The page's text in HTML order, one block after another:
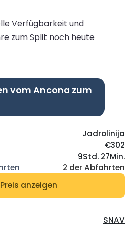
Verfügbarkeit und
zum Split noch heute
vom Ancona zum
Jadrolinija
€302
9Std. 27Min.
2 der Abfahrten
Preis anzeigen
SNAV